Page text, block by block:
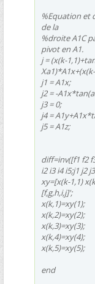
%Equation et
de la
%droite A1C
pivot en A1.
j = (x(k-
j1 = A1x;
j2 = -
j3 = 0;
j4 =
j5 = A1z;
diff=inv([f1 f2
i2 i3 i4 i5;j1 j2
xy=[x(k-1,1)
[f,g,h,i,j]';
x(k,1)=xy(1);
x(k,2)=xy(2);
x(k,3)=xy(3);
x(k,4)=xy(4);
x(k,5)=xy(5);
end